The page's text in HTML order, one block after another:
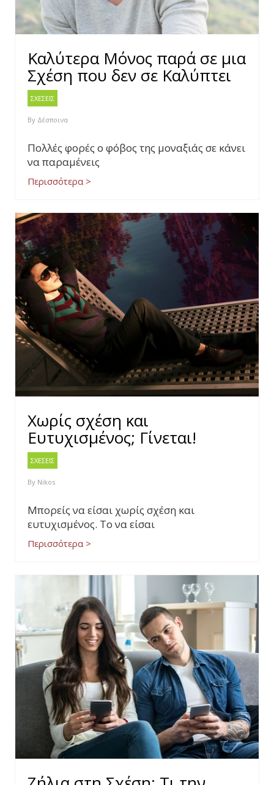
Καλύτερα Μόνος παρά σε μια
Σχέση που δεν σε Καλύπτει
ΣΧΕΣΕΙΣ
By Δέσποινα
Πολλές φορές ο φόβος της μοναξιάς σε κάνει
να παραμένεις
Περισσότερα >
Χωρίς σχέση και
Ευτυχισμένος; Γίνεται!
ΣΧΕΣΕΙΣ
By Nikos
Μπορείς να είσαι χωρίς σχέση και
ευτυχισμένος. Το να είσαι
Περισσότερα >